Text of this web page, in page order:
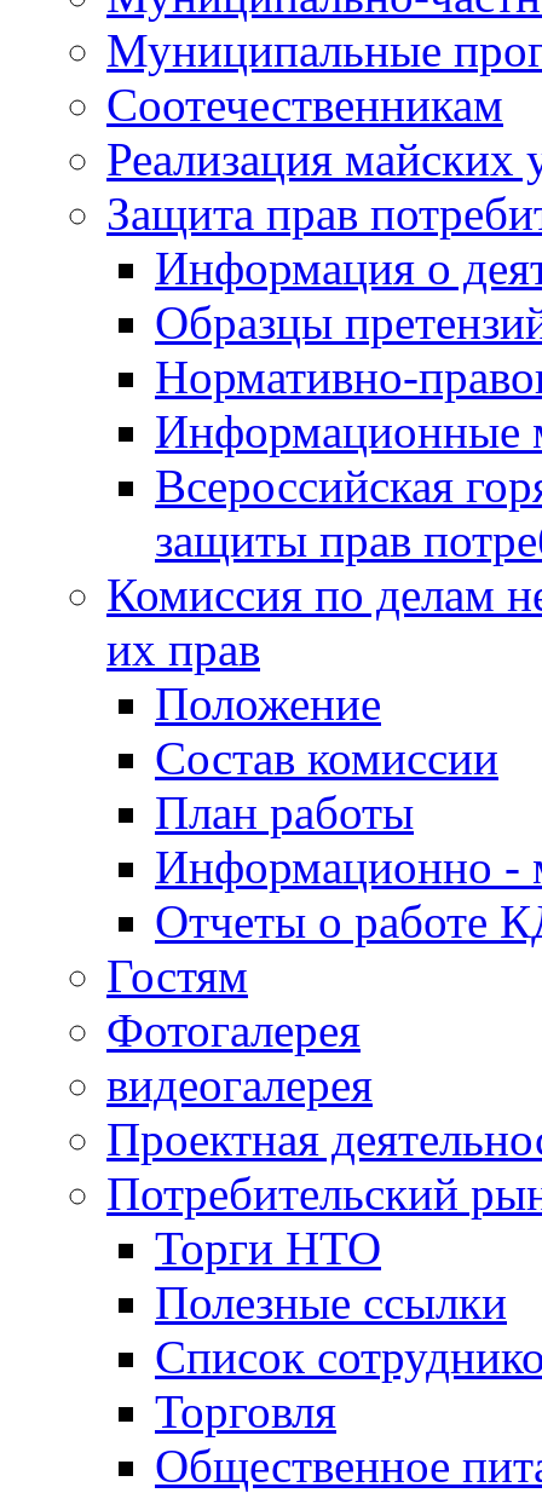
Муниципальные
Соотечественникам
Реализация майских
Защита прав
Информация о
Образцы
Нормативно-
Информационные
Всероссийская
защиты прав
Комиссия по делам
их прав
Положение
Состав комиссии
План работы
Информационно -
Отчеты о работе
Гостям
Фотогалерея
видеогалерея
Проектная
Потребительский
Торги НТО
Полезные ссылки
Список
Торговля
Общественное